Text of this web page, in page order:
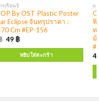
รเรียนรู้
By OST Plastic Poster
Eclipse จันทรุปราคา :
Cm #EP-156
49 ฿
หยิบใส่ตะกร้า
แ
ฟิ
ท
ม้